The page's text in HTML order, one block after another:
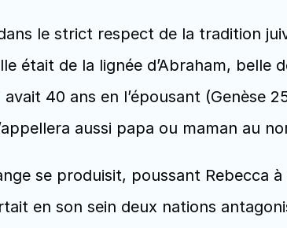
le strict respect de la tradition
était de la lignée d’Abraham,
40 ans en l’épousant (Genèse
aussi papa ou maman au
se produisit, poussant Rebecca
en son sein deux nations